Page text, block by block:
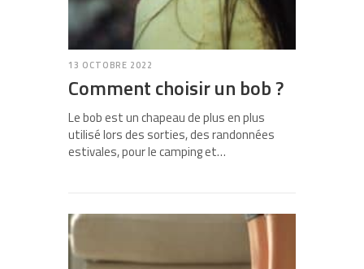
13 OCTOBRE 2022
Comment choisir un bob ?
Le bob est un chapeau de plus en plus
utilisé lors des sorties, des randonnées
estivales, pour le camping et…